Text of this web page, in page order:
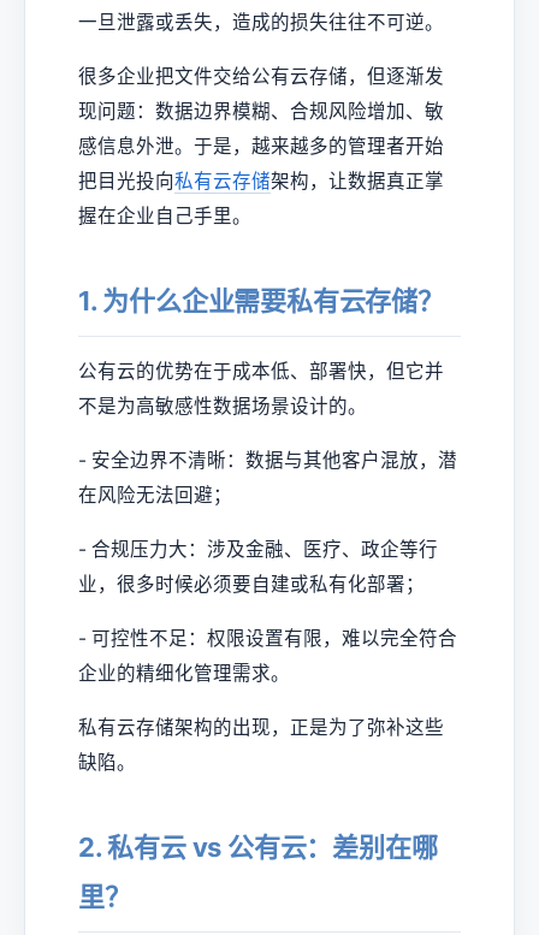
一旦泄露或丢失，造成的损失往往不可逆。
很多企业把文件交给公有云存储，但逐渐发
现问题：数据边界模糊、合规风险增加、敏
感信息外泄。于是，越来越多的管理者开始
把目光投向私有云存储架构，让数据真正掌
握在企业自己手里。
1. 为什么企业需要私有云存储？
公有云的优势在于成本低、部署快，但它并
不是为高敏感性数据场景设计的。
- 安全边界不清晰：数据与其他客户混放，潜
在风险无法回避；
- 合规压力大：涉及金融、医疗、政企等行
业，很多时候必须要自建或私有化部署；
- 可控性不足：权限设置有限，难以完全符合
企业的精细化管理需求。
私有云存储架构的出现，正是为了弥补这些
缺陷。
2. 私有云 vs 公有云：差别在哪
里？